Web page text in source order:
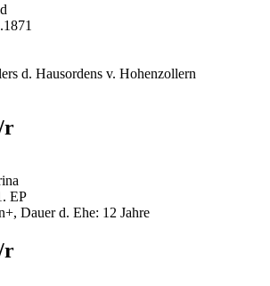
d. Hausordens v. Hohenzollern
r
EP
+, Dauer d. Ehe: 12 Jahre
r